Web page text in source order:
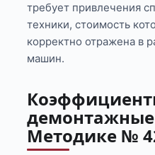
требует привлечения
техники, стоимость
корректно отражена в
машин.
Методике №